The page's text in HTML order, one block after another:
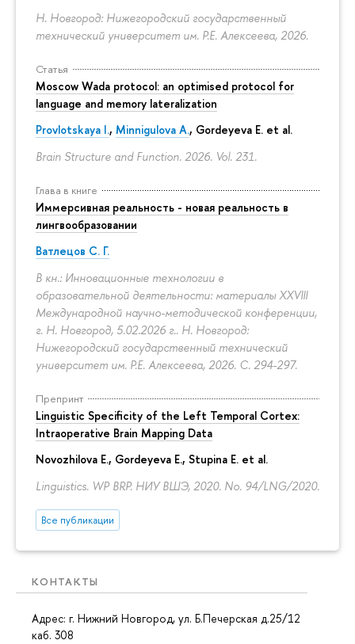
Н. Новгород: Нижегородский государственный
технический университет им. Р.Е. Алексеева, 2026.
Статья
Moscow Wada protocol: an optimised protocol for
language and memory lateralization
Provlotskaya I., Minnigulova A., Gordeyeva E. et al.
Brain Structure and Function. 2026. Vol. 231.
Глава в книге
Иммерсивная реальность - новая реальность в
лингвообразовании
Ватлецов С. Г.
В кн.: Инновационные технологии в
образовательной деятельности: материалы XXVIII
Международной научно-методической конференции,
г. Н. Новгород, 5.02.2026 г.. Н. Новгород:
Нижегородский государственный технический
университет им. Р.Е. Алексеева, 2026. С. 294-297.
Препринт
Linguistic Specificity of the Left Temporal Cortex:
Intraoperative Brain Mapping Data
Novozhilova E., Gordeyeva E., Stupina E. et al.
Linguistics. WP BRP. НИУ ВШЭ, 2020. No. 94/LNG/2020.
Все публикации
КОНТАКТЫ
Адрес: г. Нижний Новгород, ул. Б.Печерская д.25/12
каб. 308